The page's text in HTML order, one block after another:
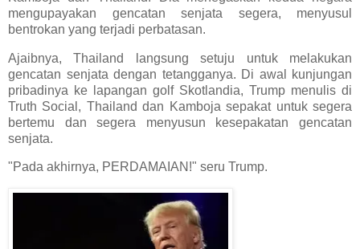
mengupayakan gencatan senjata segera, menyusul
bentrokan yang terjadi perbatasan.
Ajaibnya, Thailand langsung setuju untuk melakukan
gencatan senjata dengan tetangganya. Di awal kunjungan
pribadinya ke lapangan golf Skotlandia, Trump menulis di
Truth Social, Thailand dan Kamboja sepakat untuk segera
bertemu dan segera menyusun kesepakatan gencatan
senjata.
"Pada akhirnya, PERDAMAIAN!" seru Trump.